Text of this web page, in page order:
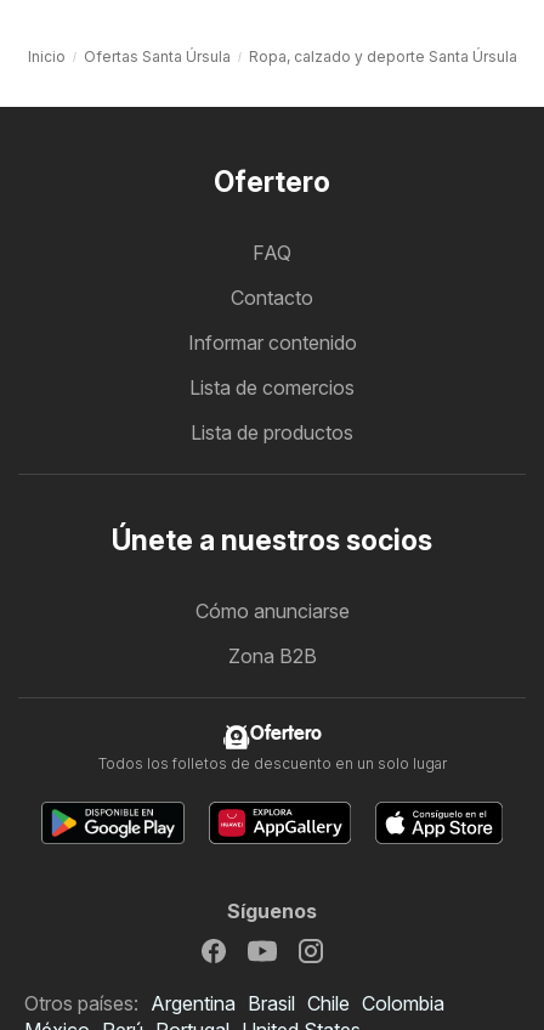
Inicio Ofertas Santa Úrsula Ropa, calzado y deporte Santa Úrsula
Ofertero
FAQ
Contacto
Informar contenido
Lista de comercios
Lista de productos
Únete a nuestros socios
Cómo anunciarse
Zona B2B
Ofertero
Todos los folletos de descuento en un solo lugar
Síguenos
Otros países: Argentina Brasil Chile Colombia